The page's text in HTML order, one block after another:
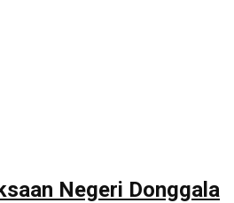
Negeri Donggala